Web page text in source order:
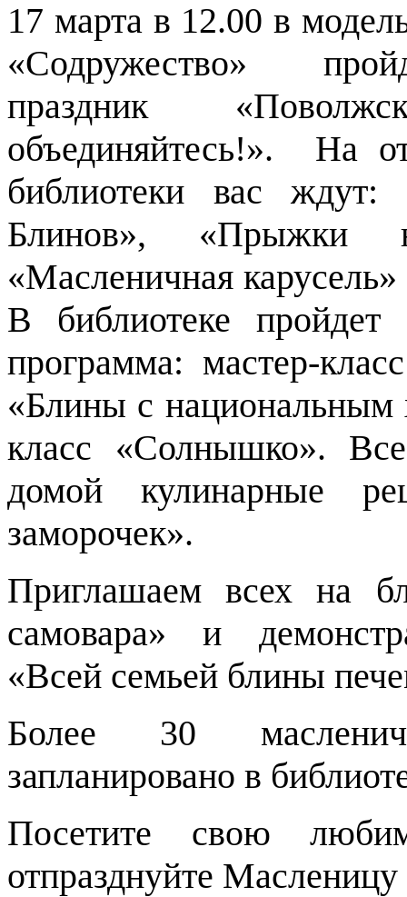
17 марта в 12.00 в
«Содружество»
праздник
объединяйтесь!». На
библиотеки вас ждут:
Блинов», «Прыжки
«Масленичная
В библиотеке пройдет
программа: мастер-
«Блины с национальным
класс «Солнышко».
домой кулинарные
заморочек».
Приглашаем всех на
самовара» и
«Всей семьей блины
Более 30
запланировано в
Посетите свою
отпразднуйте